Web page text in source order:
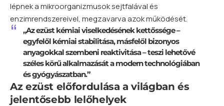
lépnek a mikroorganizmusok sejtfalával és
enzimrendszereivel, megzavarva azok működését.
„Az ezüst kémiai viselkedésének kettőssége –
egyfelől kémiai stabilitása, másfelől bizonyos
anyagokkal szembeni reaktivitása – teszi lehetővé
széles körű alkalmazását a modern technológiában
és gyógyászatban.”
Az ezüst előfordulása a világban és
jelentősebb lelőhelyek